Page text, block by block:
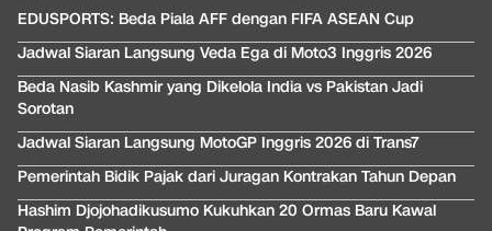
EDUSPORTS: Beda Piala AFF dengan FIFA ASEAN Cup
Jadwal Siaran Langsung Veda Ega di Moto3 Inggris 2026
Beda Nasib Kashmir yang Dikelola India vs Pakistan Jadi
Sorotan
Jadwal Siaran Langsung MotoGP Inggris 2026 di Trans7
Pemerintah Bidik Pajak dari Juragan Kontrakan Tahun Depan
Hashim Djojohadikusumo Kukuhkan 20 Ormas Baru Kawal